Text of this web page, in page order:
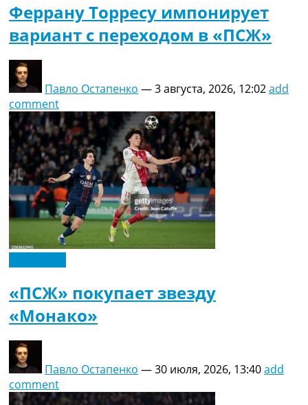
Феррану Торресу импонирует
вариант с переходом в «ПСЖ»
Павло Остапенко —3 августа, 2026, 12:02add
comment
«ПСЖ» покупает звезду
«Монако»
Павло Остапенко —30 июля, 2026, 13:40add
comment